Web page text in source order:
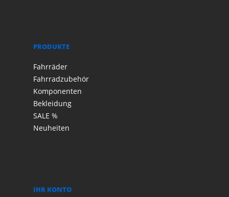
PRODUKTE
Fahrräder
Fahrradzubehör
Komponenten
Bekleidung
SALE %
Neuheiten
IHR KONTO